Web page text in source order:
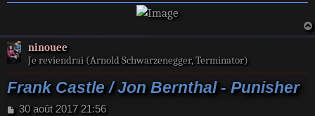
ninouee
Je reviendrai (Arnold Schwarzenegger, Terminator)
Frank Castle / Jon Bernthal - Punisher
M
30 août 2017 21:56